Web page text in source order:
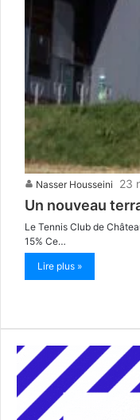
Nasser Housseini 23
Un nouveau
Le Tennis Club de
15% Ce…
Lire plus »